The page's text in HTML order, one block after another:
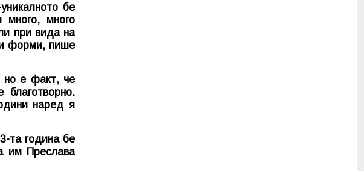
бе
много, много
при вида на
форми, пише
но е факт, че
наред я
та година бе
им Преслава